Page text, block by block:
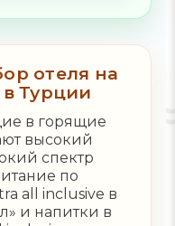
отеля на
Турции
в горящие
высокий
спектр
по
all inclusive в
и напитки в